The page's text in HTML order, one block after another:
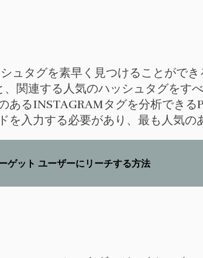
ュタグを素早く見つけることがで
、関連する人気のハッシュタグをす
あるINSTAGRAMタグを分析でき
入力する必要があり、最も人気の
ゲット ユーザーにリーチする方法